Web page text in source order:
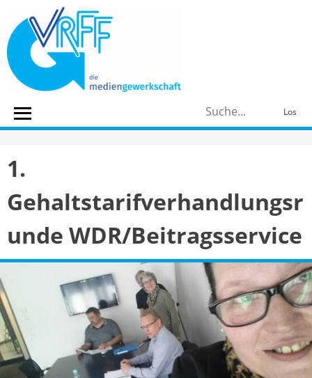
content
Los
1.
Gehaltstarifverhandlungsr
unde WDR/Beitragsservice